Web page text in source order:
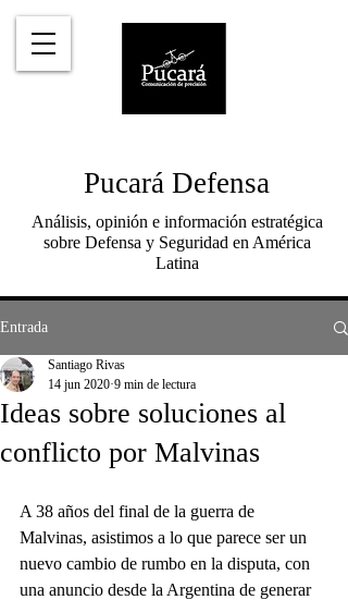
Pucará Defensa
Análisis, opinión e información estratégica
sobre Defensa y Seguridad en América
Latina
Entrada
Ideas sobre soluciones al
conflicto por Malvinas
Santiago Rivas
14 jun 2020 9 min de lectura
A 38 años del final de la guerra de
Malvinas, asistimos a lo que parece ser un
nuevo cambio de rumbo en la disputa, con
una anuncio desde la Argentina de generar